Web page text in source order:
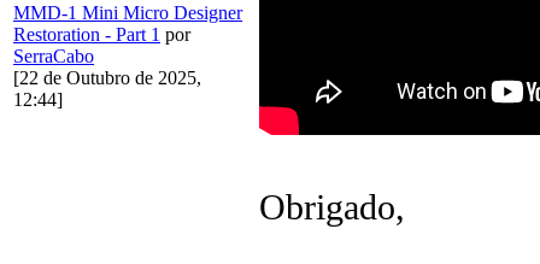
MMD-1 Mini Micro Designer
Restoration - Part 1 por
SerraCabo
[22 de Outubro de 2025,
12:44]
Obrigado,